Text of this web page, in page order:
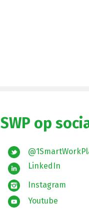
SWP op
LinkedIn
Instagram
Youtube